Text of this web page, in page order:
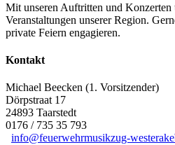
Mit unseren Auftritten und Konzerten
Veranstaltungen unserer Region.
private Feiern engagieren.
Kontakt
Michael Beecken (1. Vorsitzender)
Dörpstraat 17
24893 Taarstedt
0176 / 735 35 793
info@feuerwehrmusikzug-